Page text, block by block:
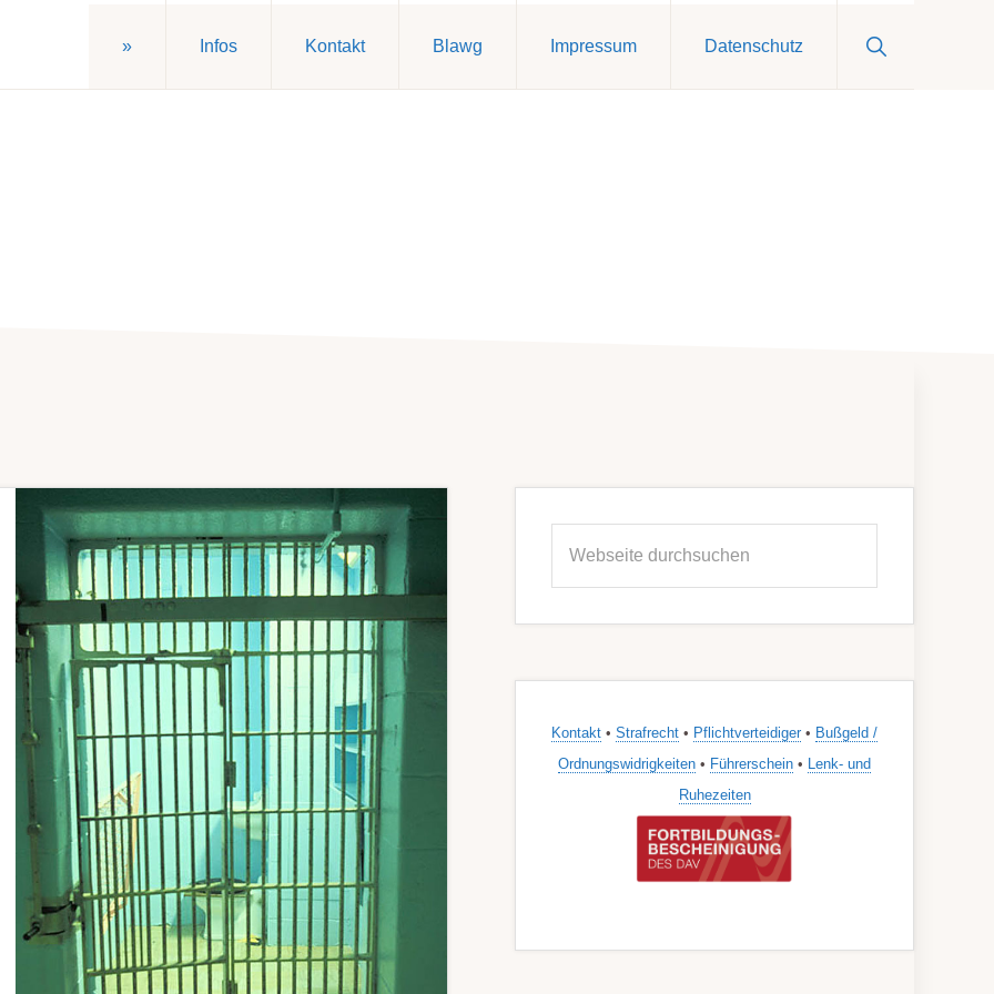
» Infos Kontakt Blawg Impressum Datenschutz
Show
Search
Kontakt • Strafrecht • Pflichtverteidiger • Bußgeld /
Ordnungswidrigkeiten • Führerschein • Lenk- und
Ruhezeiten